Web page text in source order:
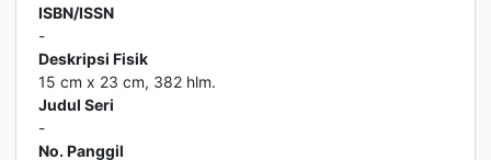
ISBN/ISSN
-
Deskripsi Fisik
15 cm x 23 cm, 382 hlm.
Judul Seri
-
No. Panggil